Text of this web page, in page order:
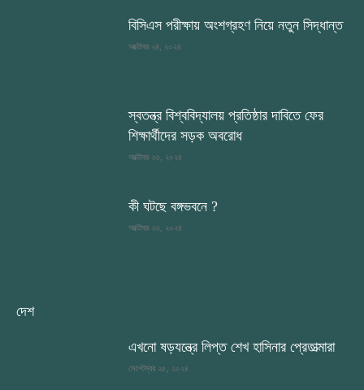
বিসিএস পরীক্ষায় অংশগ্রহণ নিয়ে নতুন সিদ্ধান্ত
অক্টোবর ২৪, ২০২৪
স্বতন্ত্র বিশ্ববিদ্যালয় প্রতিষ্ঠার দাবিতে ফের
শিক্ষার্থীদের সড়ক অবরোধ
অক্টোবর ২৩, ২০২৪
কী ঘটছে বঙ্গভবনে ?
অক্টোবর ২৩, ২০২৪
দেশ
এখনো ষড়যন্ত্রে লিপ্ত শেখ হাসিনার প্রেতাত্মারা
সেপ্টেম্বর ২৫, ২০২৪